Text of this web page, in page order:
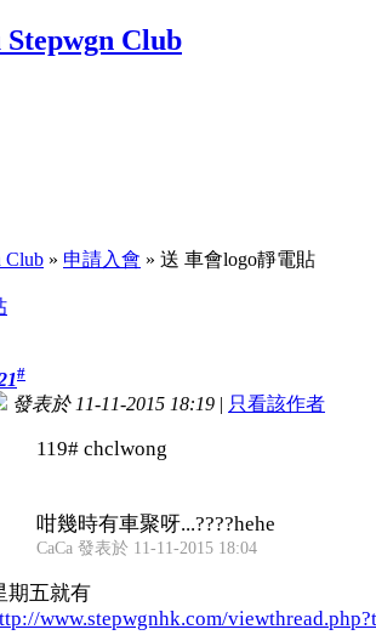
Club » 申請入會 » 送 車會logo靜電貼
#
發表於 11-11-2015 18:19 | 只看該作者
119# chclwong
咁幾時有車聚呀...????hehe
CaCa 發表於 11-11-2015 18:04
期五就有
www.stepwgnhk.com/